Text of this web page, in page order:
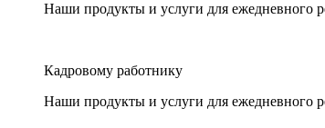
Наши продукты и услуги для ежедневного
Кадровому работнику
Наши продукты и услуги для ежедневного